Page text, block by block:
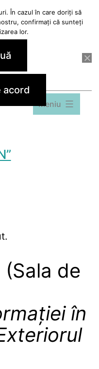
Meniu
(Sala de
în
În cazul în care doriți să
confirmați că sunteți
lor.
acord